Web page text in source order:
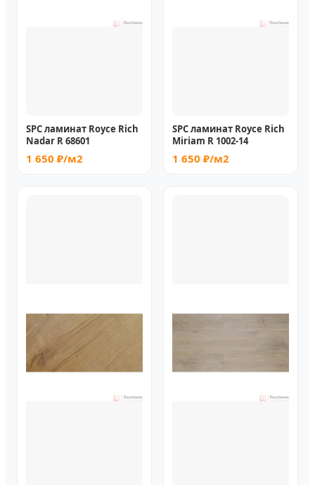
SPC ламинат Royce Rich
Nadar R 68601
1 650 ₽/м2
SPC ламинат Royce Rich
Miriam R 1002-14
1 650 ₽/м2